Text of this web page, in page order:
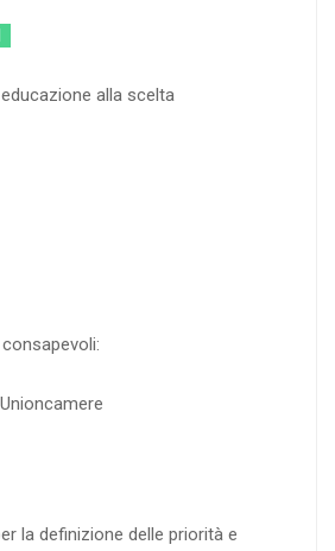
alla scelta
la definizione delle priorità e